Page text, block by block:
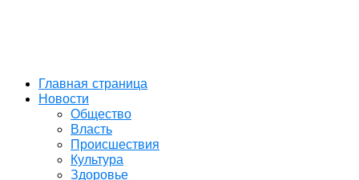
Главная страница
Новости
Общество
Власть
Происшествия
Культура
Здоровье